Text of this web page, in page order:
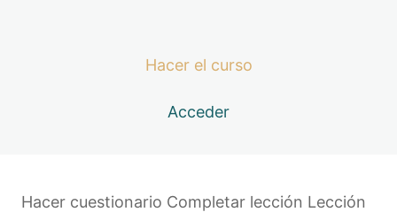
Hacer el curso
Acceder
Hacer cuestionario Completar lección Lección